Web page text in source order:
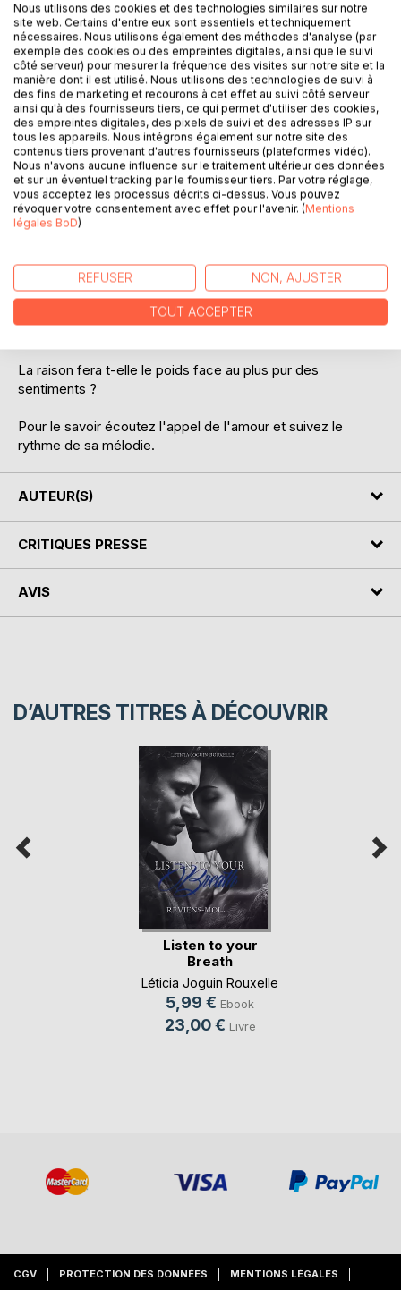
DESCRIPTION
Tome 1/4
Grace et Lilian, deux êtres profondément écorchés par la
vie, ne croyaient plus en rien et surtout pas en l'amour.
Entre rancoeur, peur et désir, Grace et Lilian vont devoir
faire un choix : tenter le tout pour le tout ou se protéger
La raison fera t-elle le poids face au plus pur des
sentiments ?
Pour le savoir écoutez l'appel de l'amour et suivez le
rythme de sa mélodie.
AUTEUR(S)
CRITIQUES PRESSE
AVIS
D’AUTRES TITRES À DÉCOUVRIR
Listen to your
Breath
Léticia Joguin Rouxelle
5,99 € Ebook
23,00 € Livre
CGV PROTECTION DES DONNÉES MENTIONS LÉGALES
Nous utilisons des cookies et des technologies similaires sur notre
site web. Certains d'entre eux sont essentiels et techniquement
nécessaires. Nous utilisons également des méthodes d'analyse (par
exemple des cookies ou des empreintes digitales, ainsi que le suivi
côté serveur) pour mesurer la fréquence des visites sur notre site et la
manière dont il est utilisé. Nous utilisons des technologies de suivi à
des fins de marketing et recourons à cet effet au suivi côté serveur
ainsi qu'à des fournisseurs tiers, ce qui permet d'utiliser des cookies,
des empreintes digitales, des pixels de suivi et des adresses IP sur
tous les appareils. Nous intégrons également sur notre site des
contenus tiers provenant d'autres fournisseurs (plateformes vidéo).
Nous n'avons aucune influence sur le traitement ultérieur des données
et sur un éventuel tracking par le fournisseur tiers. Par votre réglage,
vous acceptez les processus décrits ci-dessus. Vous pouvez
révoquer votre consentement avec effet pour l'avenir. (Mentions
légales BoD)
REFUSER NON, AJUSTER
TOUT ACCEPTER